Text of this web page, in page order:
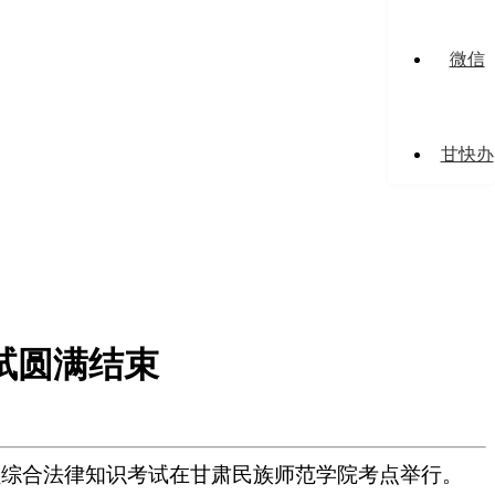
圆满结束
法律知识考试在甘肃民族师范学院考点举行。
微信
甘快办